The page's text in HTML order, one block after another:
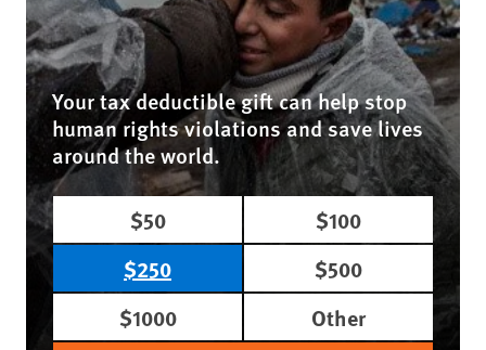
Your tax deductible gift can help stop
human rights violations and save lives
around the world.
$50
$100
$250
$500
$1000
Other